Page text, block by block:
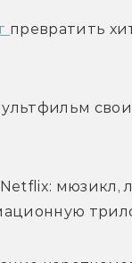
превратить
мюзикл,